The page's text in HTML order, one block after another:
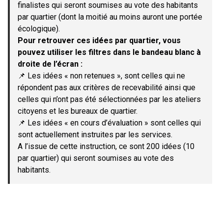
finalistes qui seront soumises au vote des habitants
par quartier (dont la moitié au moins auront une portée
écologique).
Pour retrouver ces idées par quartier, vous
pouvez utiliser les filtres dans le bandeau blanc à
droite de l’écran :
📌 Les idées « non retenues », sont celles qui ne
répondent pas aux critères de recevabilité ainsi que
celles qui n’ont pas été sélectionnées par les ateliers
citoyens et les bureaux de quartier.
📌 Les idées « en cours d’évaluation » sont celles qui
sont actuellement instruites par les services.
A l’issue de cette instruction, ce sont 200 idées (10
par quartier) qui seront soumises au vote des
habitants.